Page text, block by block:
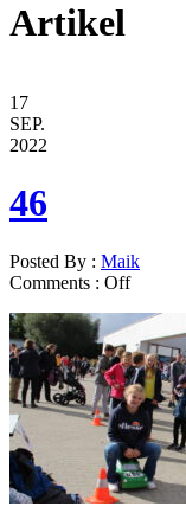
Artikel
17
SEP.
2022
46
Posted By : Maik
Comments : Off